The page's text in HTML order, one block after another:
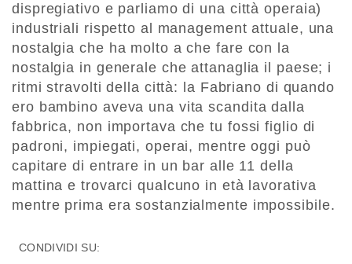
dispregiativo e parliamo di una città operaia)
industriali rispetto al management attuale, una
nostalgia che ha molto a che fare con la
nostalgia in generale che attanaglia il paese; i
ritmi stravolti della città: la Fabriano di quando
ero bambino aveva una vita scandita dalla
fabbrica, non importava che tu fossi figlio di
padroni, impiegati, operai, mentre oggi può
capitare di entrare in un bar alle 11 della
mattina e trovarci qualcuno in età lavorativa
mentre prima era sostanzialmente impossibile.
CONDIVIDI SU: